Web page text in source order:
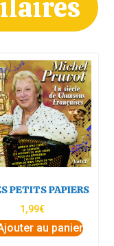
PETITS PAPIERS
1,99€
au panier